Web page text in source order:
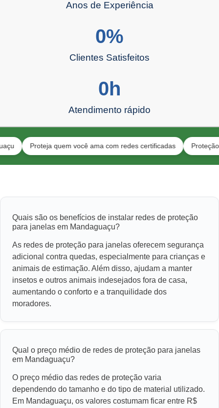
Anos de Experiência
Clientes Satisfeitos
0%
Atendimento rápido
0h
Proteja quem você ama com redes certificadas Proteção para
Quais são os benefícios de instalar redes de proteção
para janelas em Mandaguaçu?
As redes de proteção para janelas oferecem segurança
adicional contra quedas, especialmente para crianças e
animais de estimação. Além disso, ajudam a manter
insetos e outros animais indesejados fora de casa,
aumentando o conforto e a tranquilidade dos
moradores.
Qual o preço médio de redes de proteção para janelas
em Mandaguaçu?
O preço médio das redes de proteção varia
dependendo do tamanho e do tipo de material utilizado.
Em Mandaguaçu, os valores costumam ficar entre R$